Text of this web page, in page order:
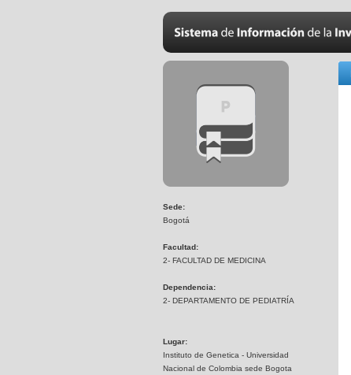
Sede:
Bogotá
Facultad:
2- FACULTAD DE MEDICINA
Dependencia:
2- DEPARTAMENTO DE PEDIATRÍA
Lugar:
Instituto de Genetica - Universidad
Nacional de Colombia sede Bogota